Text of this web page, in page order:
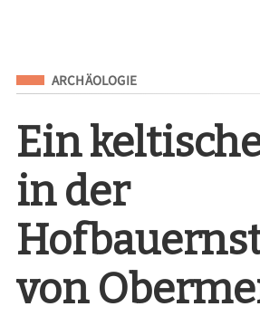
Eingeordnet unter
ARCHÄOLOGIE
Ein
in der
von